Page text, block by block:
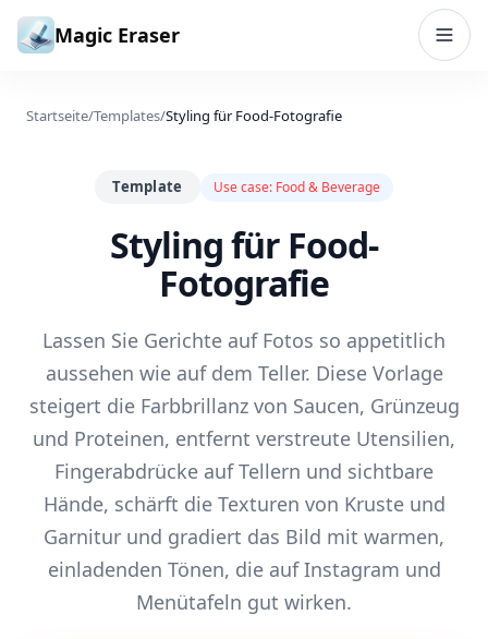
Zum Inhalt springen
Magic Eraser
Startseite/Templates/Styling für Food-Fotografie
Template Use case: Food & Beverage
Styling für Food-
Fotografie
Lassen Sie Gerichte auf Fotos so appetitlich
aussehen wie auf dem Teller. Diese Vorlage
steigert die Farbbrillanz von Saucen, Grünzeug
und Proteinen, entfernt verstreute Utensilien,
Fingerabdrücke auf Tellern und sichtbare
Hände, schärft die Texturen von Kruste und
Garnitur und gradiert das Bild mit warmen,
einladenden Tönen, die auf Instagram und
Menütafeln gut wirken.